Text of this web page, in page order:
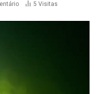
5 Visitas